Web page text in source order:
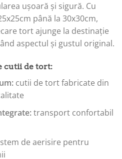
ușoară și sigură. Cu
până la 30x30cm,
tort ajunge la destinație
aspectul și gustul original.
cutii de tort:
cutii de tort fabricate din
transport confortabil
de aerisire pentru